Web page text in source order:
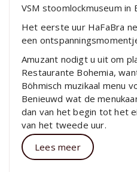
VSM stoomlockmuseum in
Het eerste uur HaFaBra
een
Amuzant nodigt u uit om
Restaurante Bohemia,
Böhmisch muzikaal menu
Benieuwd wat de
dan van het begin tot het
van het tweede uur.
Lees meer